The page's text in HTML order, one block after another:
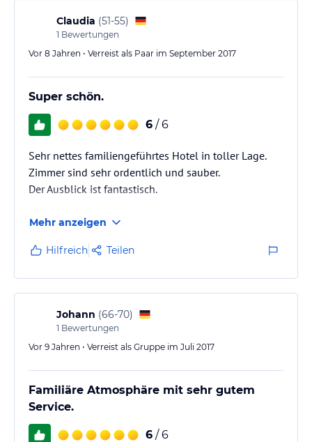
Claudia (51-55)
1 Bewertungen
Vor 8 Jahren • Verreist als Paar im September 2017
Super schön.
6 / 6
Sehr nettes familiengeführtes Hotel in toller Lage.
Zimmer sind sehr ordentlich und sauber.
Der Ausblick ist fantastisch.
Mehr anzeigen
Hilfreich Teilen
Johann (66-70)
1 Bewertungen
Vor 9 Jahren • Verreist als Gruppe im Juli 2017
Familiäre Atmosphäre mit sehr gutem
Service.
6 / 6